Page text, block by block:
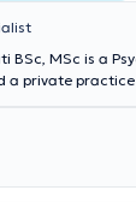
BSc, MSc is a
a private practice
of Athens and
and “MSc in
at
Additionally,